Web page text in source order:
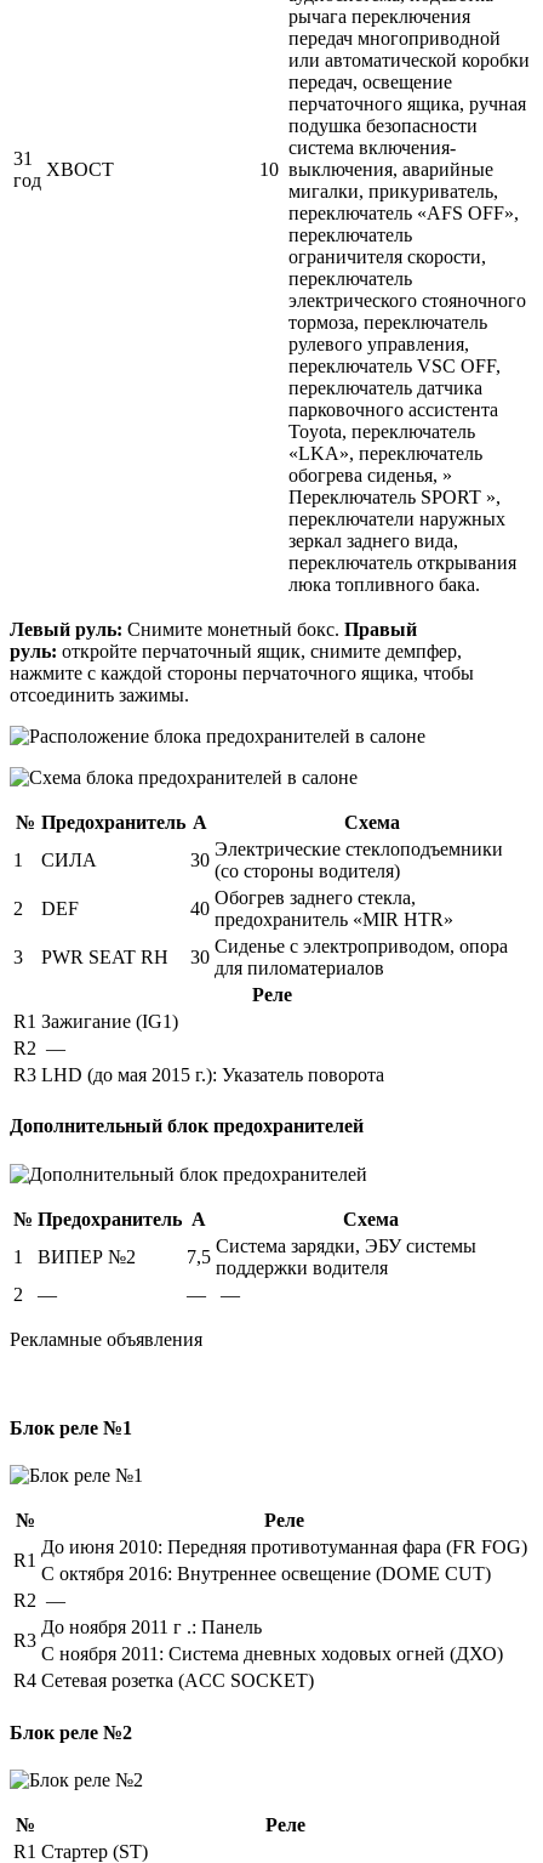
31
год
ХВОСТ 10
рычага переключения
передач многоприводной
или автоматической коробки
передач, освещение
перчаточного ящика, ручная
подушка безопасности
система включения-
выключения, аварийные
мигалки, прикуриватель,
переключатель «AFS OFF»,
переключатель
ограничителя скорости,
переключатель
электрического стояночного
тормоза, переключатель
рулевого управления,
переключатель VSC OFF,
переключатель датчика
парковочного ассистента
Toyota, переключатель
«LKA», переключатель
обогрева сиденья, »
Переключатель SPORT »,
переключатели наружных
зеркал заднего вида,
переключатель открывания
люка топливного бака.
Левый руль: Снимите монетный бокс. Правый
руль: откройте перчаточный ящик, снимите демпфер,
нажмите с каждой стороны перчаточного ящика, чтобы
отсоединить зажимы.
№ Предохранитель А
Схема
1
СИЛА 30
Электрические стеклоподъемники
(со стороны водителя)
2
DEF 40
Обогрев заднего стекла,
предохранитель «MIR HTR»
3
PWR SEAT RH 30
Сиденье с электроприводом, опора
для пиломатериалов
Реле
R1 Зажигание (IG1)
R2 —
R3 LHD (до мая 2015 г.): Указатель поворота
Дополнительный блок предохранителей
№ Предохранитель А
Схема
1
ВИПЕР №2 7,5
Система зарядки, ЭБУ системы
поддержки водителя
2
— — —
Рекламные объявления
Блок реле №1
№
Реле
R1
До июня 2010: Передняя противотуманная фара (FR FOG)
С октября 2016: Внутреннее освещение (DOME CUT)
R2 —
R3
До ноября 2011 г .: Панель
С ноября 2011: Система дневных ходовых огней (ДХО)
R4 Сетевая розетка (ACC SOCKET)
Блок реле №2
№
Реле
R1 Стартер (ST)